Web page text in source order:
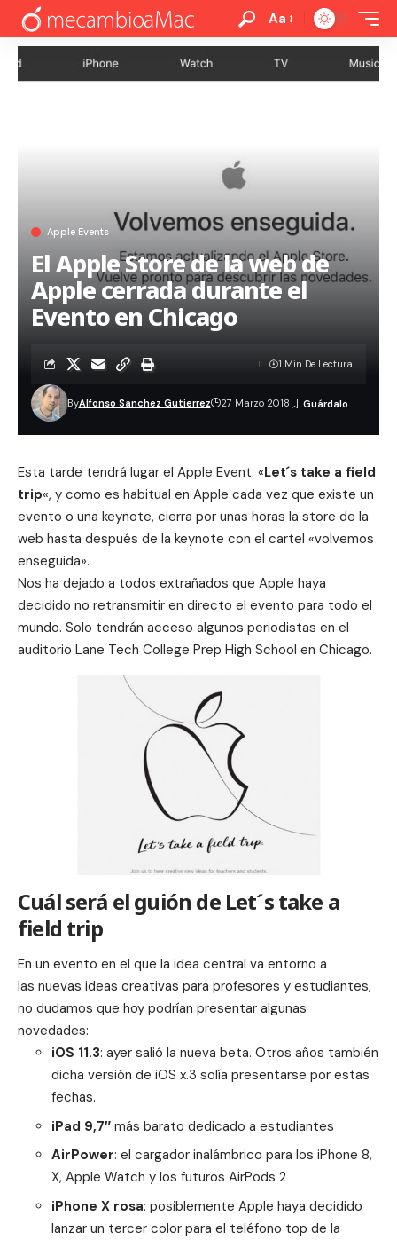
Aa
Apple Events
El Apple Store de la web de
Apple cerrada durante el
Evento en Chicago
ByAlfonso Sanchez Gutierrez 27 Marzo 2018
1 Min De Lectura
Esta tarde tendrá lugar el Apple Event: «Let´s take a field
trip«, y como es habitual en Apple cada vez que existe un
evento o una keynote, cierra por unas horas la store de la
web hasta después de la keynote con el cartel «volvemos
enseguida».
Nos ha dejado a todos extrañados que Apple haya
decidido no retransmitir en directo el evento para todo el
mundo. Solo tendrán acceso algunos periodistas en el
auditorio Lane Tech College Prep High School en Chicago.
Cuál será el guión de Let´s take a
field trip
En un evento en el que la idea central va entorno a
las nuevas ideas creativas para profesores y estudiantes,
no dudamos que hoy podrían presentar algunas
novedades:
iOS 11.3: ayer salió la nueva beta. Otros años también
dicha versión de iOS x.3 solía presentarse por estas
fechas.
iPad 9,7″más barato dedicado a estudiantes
AirPower: el cargador inalámbrico para los iPhone 8,
X, Apple Watch y los futuros AirPods 2
iPhone X rosa: posiblemente Apple haya decidido
lanzar un tercer colorpara el teléfono top de la